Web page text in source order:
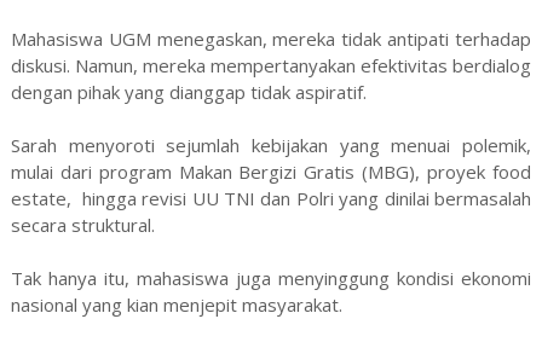
Mahasiswa UGM menegaskan, mereka tidak antipati terhadap
diskusi. Namun, mereka mempertanyakan efektivitas berdialog
dengan pihak yang dianggap tidak aspiratif.
Sarah menyoroti sejumlah kebijakan yang menuai polemik,
mulai dari program Makan Bergizi Gratis (MBG), proyek food
estate, hingga revisi UU TNI dan Polri yang dinilai bermasalah
secara struktural.
Tak hanya itu, mahasiswa juga menyinggung kondisi ekonomi
nasional yang kian menjepit masyarakat.